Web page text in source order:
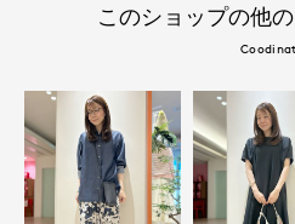
このショップの他